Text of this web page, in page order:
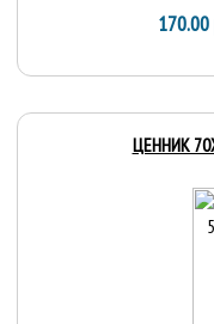
170.00
ЦЕННИК